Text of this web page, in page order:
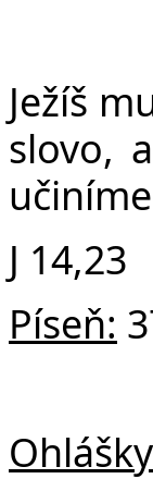
Ježíš
slovo,
J 14,23
Píseň: